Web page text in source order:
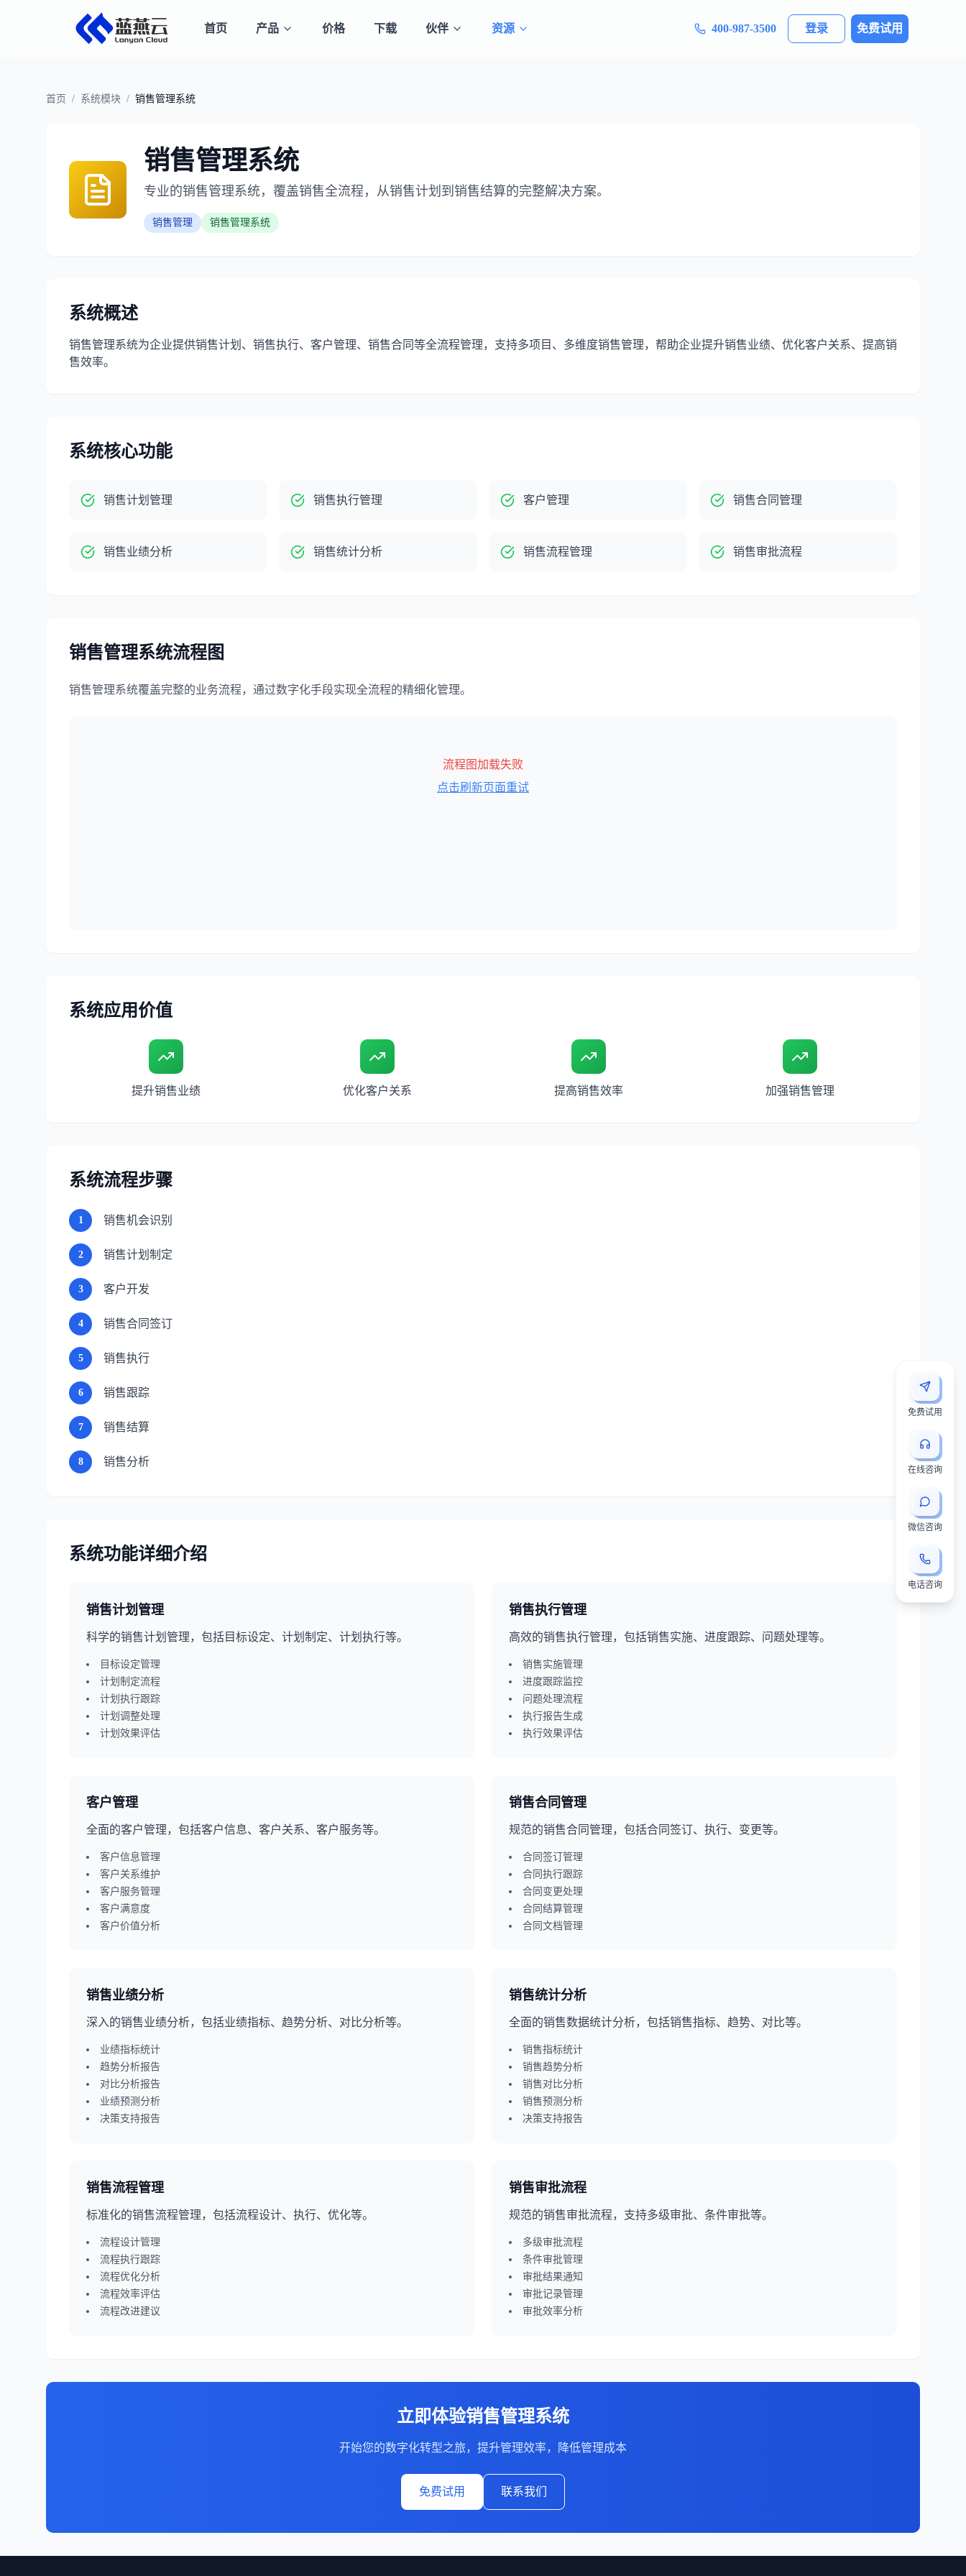
首页 产品 价格 下载 伙伴 资源 400-987-3500 登录 免费试用
免费试用
在线咨询
微信咨询
电话咨询
首页 / 系统模块 / 销售管理系统
销售管理系统
专业的销售管理系统，覆盖销售全流程，从销售计划到销售结算的完整解决方案。
销售管理 销售管理系统
系统概述
销售管理系统为企业提供销售计划、销售执行、客户管理、销售合同等全流程管理，支持多项目、多维度销售管理，帮助企业提升销售业绩、优化客户关系、提高销
售效率。
系统核心功能
销售计划管理 销售执行管理 客户管理 销售合同管理
销售业绩分析 销售统计分析 销售流程管理 销售审批流程
销售管理系统流程图
销售管理系统覆盖完整的业务流程，通过数字化手段实现全流程的精细化管理。
流程图加载失败
点击刷新页面重试
系统应用价值
提升销售业绩 优化客户关系 提高销售效率 加强销售管理
系统流程步骤
1 销售机会识别
2 销售计划制定
3 客户开发
4 销售合同签订
5 销售执行
6 销售跟踪
7 销售结算
8 销售分析
系统功能详细介绍
销售计划管理
科学的销售计划管理，包括目标设定、计划制定、计划执行等。
目标设定管理
计划制定流程
计划执行跟踪
计划调整处理
计划效果评估
销售执行管理
高效的销售执行管理，包括销售实施、进度跟踪、问题处理等。
销售实施管理
进度跟踪监控
问题处理流程
执行报告生成
执行效果评估
客户管理
全面的客户管理，包括客户信息、客户关系、客户服务等。
客户信息管理
客户关系维护
客户服务管理
客户满意度
客户价值分析
销售合同管理
规范的销售合同管理，包括合同签订、执行、变更等。
合同签订管理
合同执行跟踪
合同变更处理
合同结算管理
合同文档管理
销售业绩分析
深入的销售业绩分析，包括业绩指标、趋势分析、对比分析等。
业绩指标统计
趋势分析报告
对比分析报告
业绩预测分析
决策支持报告
销售统计分析
全面的销售数据统计分析，包括销售指标、趋势、对比等。
销售指标统计
销售趋势分析
销售对比分析
销售预测分析
决策支持报告
销售流程管理
标准化的销售流程管理，包括流程设计、执行、优化等。
流程设计管理
流程执行跟踪
流程优化分析
流程效率评估
流程改进建议
销售审批流程
规范的销售审批流程，支持多级审批、条件审批等。
多级审批流程
条件审批管理
审批结果通知
审批记录管理
审批效率分析
立即体验销售管理系统
开始您的数字化转型之旅，提升管理效率，降低管理成本
免费试用 联系我们